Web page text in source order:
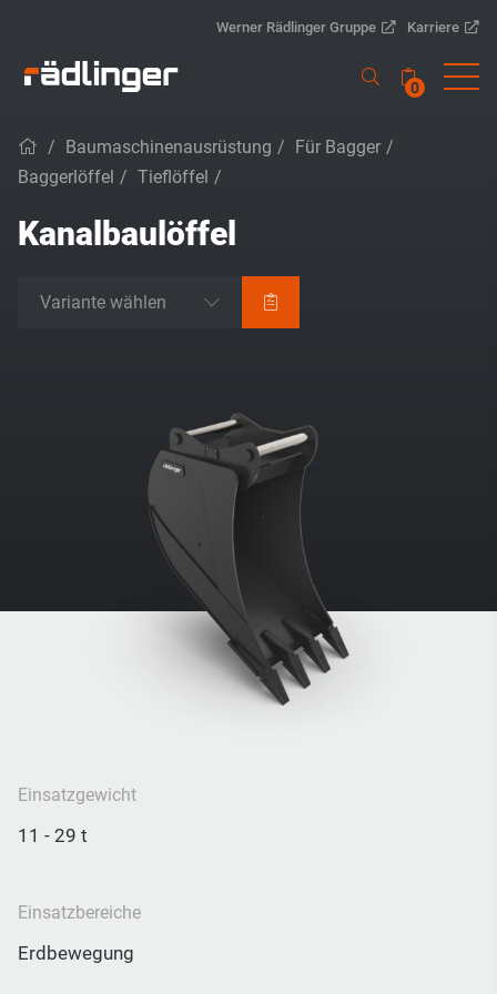
Werner Rädlinger Gruppe Karriere
0
/ Baumaschinenausrüstung / Für Bagger /
Baggerlöffel / Tieflöffel /
Kanalbaulöffel
Variante wählen
Einsatzgewicht
11 - 29 t
Einsatzbereiche
Erdbewegung